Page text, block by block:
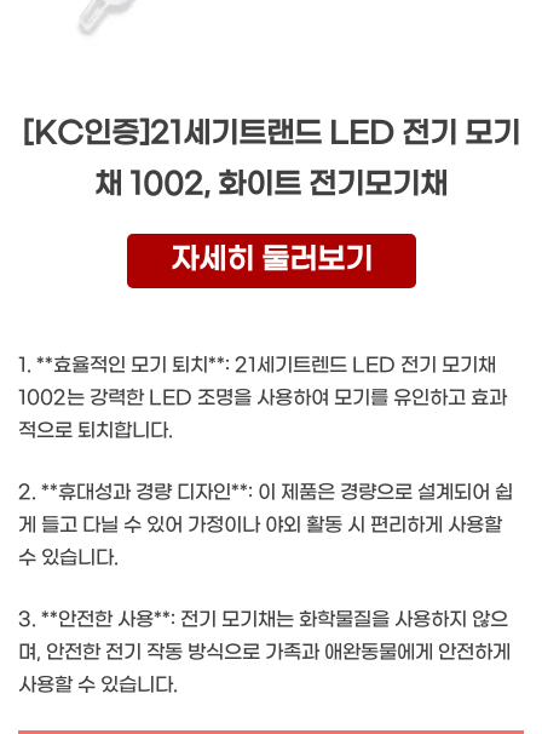
[KC인증]21세기트랜드 LED 전기 모기
채 1002, 화이트 전기모기채
자세히 둘러보기
1. **효율적인 모기 퇴치**: 21세기트렌드 LED 전기 모기채
1002는 강력한 LED 조명을 사용하여 모기를 유인하고 효과
적으로 퇴치합니다.
2. **휴대성과 경량 디자인**: 이 제품은 경량으로 설계되어 쉽
게 들고 다닐 수 있어 가정이나 야외 활동 시 편리하게 사용할
수 있습니다.
3. **안전한 사용**: 전기 모기채는 화학물질을 사용하지 않으
며, 안전한 전기 작동 방식으로 가족과 애완동물에게 안전하게
사용할 수 있습니다.